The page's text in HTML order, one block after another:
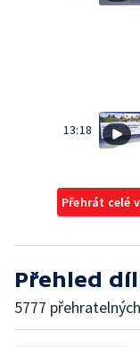
13:18
Přehrát celé
Přehled
5777 přehratelných